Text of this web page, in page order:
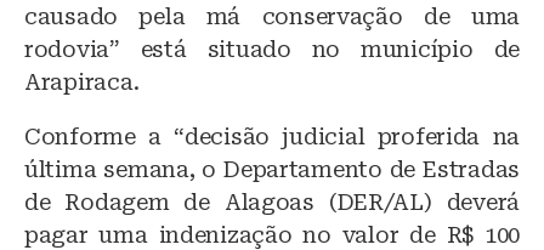
causado pela má conservação de uma
rodovia” está situado no município de
Arapiraca.
Conforme a “decisão judicial proferida na
última semana, o Departamento de Estradas
de Rodagem de Alagoas (DER/AL) deverá
pagar uma indenização no valor de R$ 100